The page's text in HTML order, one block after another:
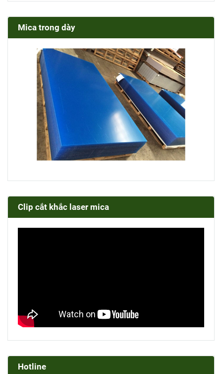
Mica trong dày
Clip cắt khắc laser mica
Hotline